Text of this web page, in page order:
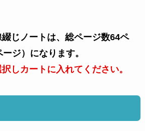
じノートは、総ページ数64ペ
ジ）になります。
しカートに入れてください。